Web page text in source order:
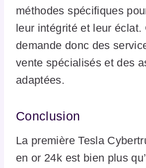
méthodes spécifiques
leur intégrité et leur éclat.
demande donc des
vente spécialisés et des
adaptées.
Conclusion
La première Tesla
en or 24k est bien plus